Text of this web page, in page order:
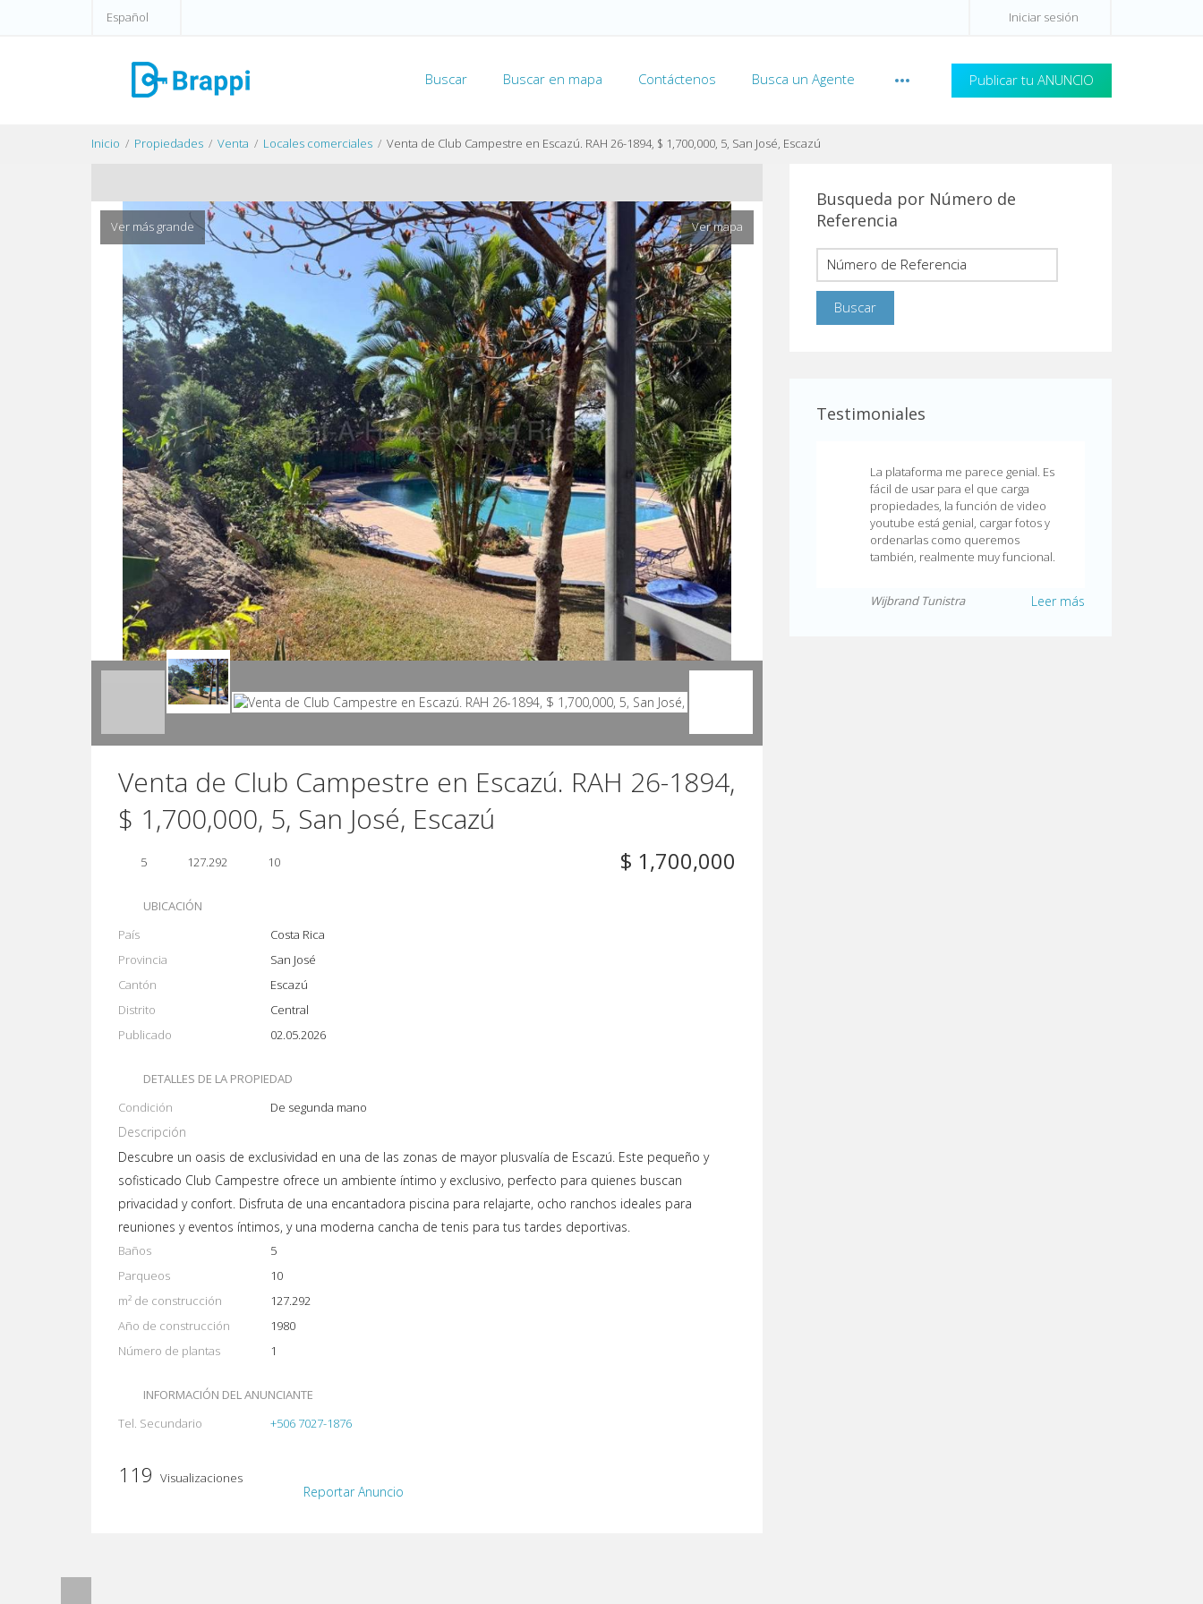
Español Iniciar sesión
Publicar tu ANUNCIO
Buscar Buscar en mapa Contáctenos Busca un Agente
Inicio Propiedades Venta Locales comerciales Venta de Club Campestre en Escazú. RAH 26-1894, $ 1,700,000, 5, San José, Escazú
Busqueda por Número de
Referencia
Testimoniales
La plataforma me parece genial. Es
fácil de usar para el que carga
propiedades, la función de video
youtube está genial, cargar fotos y
ordenarlas como queremos
también, realmente muy funcional.
Leer más
Wijbrand Tunistra
Ver más grande Ver mapa
Venta de Club Campestre en Escazú. RAH 26-1894,
$ 1,700,000, 5, San José, Escazú
$ 1,700,000
5 127.292 10
UBICACIÓN
País
Costa Rica
Provincia
San José
Cantón
Escazú
Distrito
Central
Publicado
02.05.2026
DETALLES DE LA PROPIEDAD
Condición
De segunda mano
Descripción
Descubre un oasis de exclusividad en una de las zonas de mayor plusvalía de Escazú. Este pequeño y
sofisticado Club Campestre ofrece un ambiente íntimo y exclusivo, perfecto para quienes buscan
privacidad y confort. Disfruta de una encantadora piscina para relajarte, ocho ranchos ideales para
reuniones y eventos íntimos, y una moderna cancha de tenis para tus tardes deportivas.
Baños
5
Parqueos
10
m² de construcción
127.292
Año de construcción
1980
Número de plantas
1
INFORMACIÓN DEL ANUNCIANTE
Tel. Secundario
+506 7027-1876
Reportar Anuncio
119 Visualizaciones